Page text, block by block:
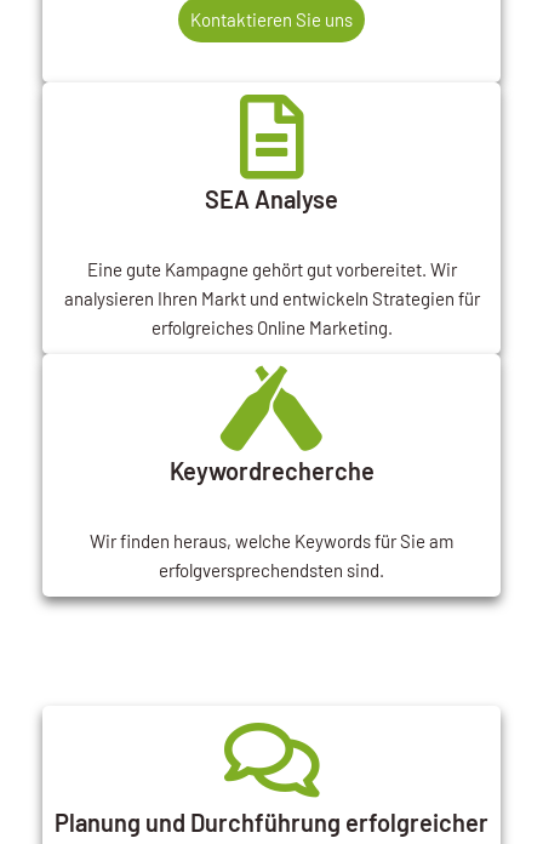
Kontaktieren Sie uns
SEA Analyse
Eine gute Kampagne gehört gut vorbereitet. Wir
analysieren Ihren Markt und entwickeln Strategien für
erfolgreiches Online Marketing.
Keywordrecherche
Wir finden heraus, welche Keywords für Sie am
erfolgversprechendsten sind.
Planung und Durchführung erfolgreicher